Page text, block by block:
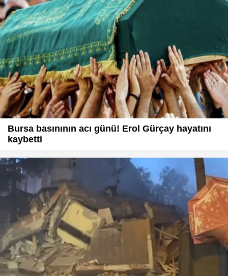
Bursa basınının acı günü! Erol Gürçay hayatını
kaybetti